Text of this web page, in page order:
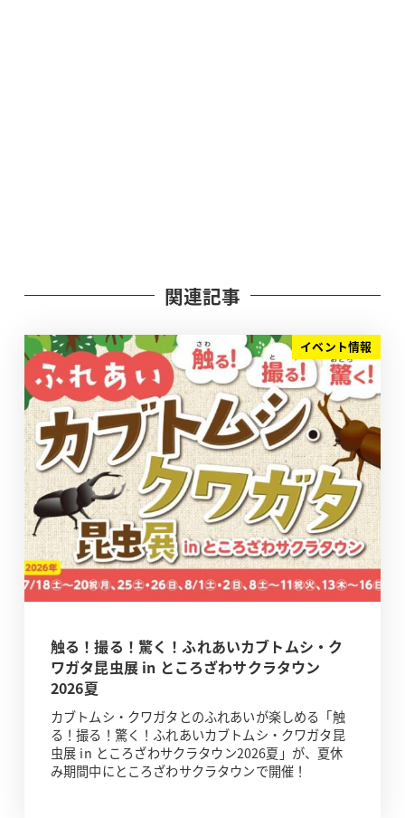
関連記事
イベント情報
触る！撮る！驚く！ふれあいカブトムシ・ク
ワガタ昆虫展 in ところざわサクラタウン
2026夏
カブトムシ・クワガタとのふれあいが楽しめる「触
る！撮る！驚く！ふれあいカブトムシ・クワガタ昆
虫展 in ところざわサクラタウン2026夏」が、夏休
み期間中にところざわサクラタウンで開催！